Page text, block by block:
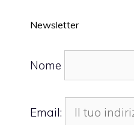
Newsletter
Nome
Email: